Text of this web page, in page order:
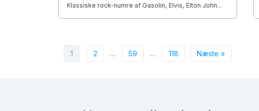
Klassiske rock-numre af Gasolin, Elvis, Elton John...
1 2 … 59 … 118 Næste »